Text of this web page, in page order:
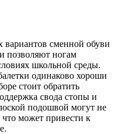
сменной обуви
позволяют ногам
школьной среды.
одинаково хороши
стоит обратить
свода стопы и
подошвой могут не
может привести к